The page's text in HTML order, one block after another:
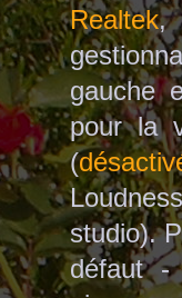
Realtek,
gauche
pour la
(
studio).
défaut -